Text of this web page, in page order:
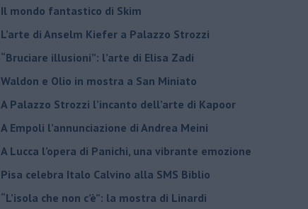
​Il mondo fantastico di Skim
​L’arte di Anselm Kiefer a Palazzo Strozzi
​“Bruciare illusioni”: l’arte di Elisa Zadi
​Waldon e Olio in mostra a San Miniato
​A Palazzo Strozzi l’incanto dell’arte di Kapoor
​A Empoli l’annunciazione di Andrea Meini
A Lucca l’opera di Panichi, una vibrante emozione
Pisa celebra Italo Calvino alla SMS Biblio
“L’isola che non c’è”: la mostra di Linardi